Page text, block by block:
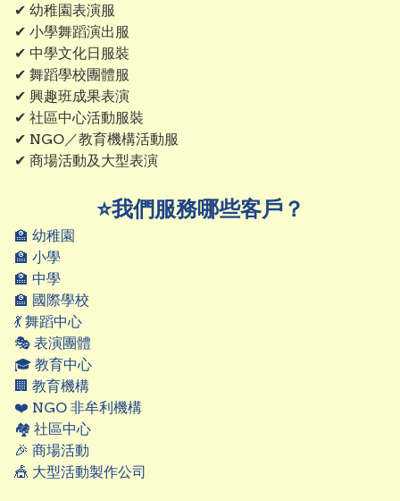
✔ 幼稚園表演服
✔ 小學舞蹈演出服
✔ 中學文化日服裝
✔ 舞蹈學校團體服
✔ 興趣班成果表演
✔ 社區中心活動服裝
✔ NGO／教育機構活動服
✔ 商場活動及大型表演
⭐我們服務哪些客戶？
🏫 幼稚園
🏫 小學
🏫 中學
🏫 國際學校
💃 舞蹈中心
🎭 表演團體
🎓 教育中心
🏢 教育機構
❤️ NGO 非牟利機構
🏘 社區中心
🎉 商場活動
🎪 大型活動製作公司